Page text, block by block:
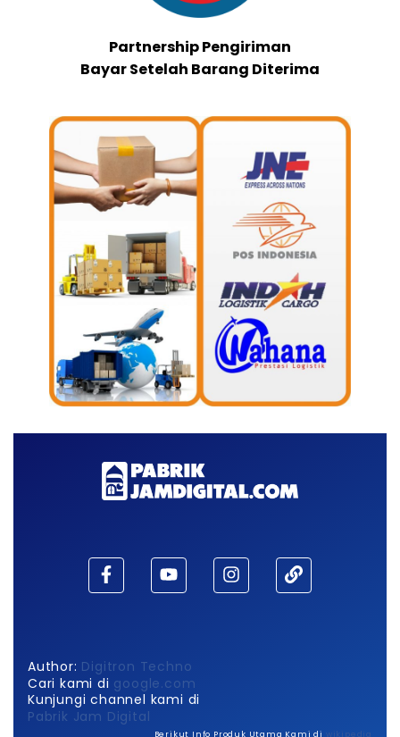
Partnership Pengiriman
Bayar Setelah Barang Diterima
Author: Digitron Techno
Cari kami di google.com
Kunjungi channel kami di
Pabrik Jam Digital
Berikut Info Produk Utama Kami di wikipedia